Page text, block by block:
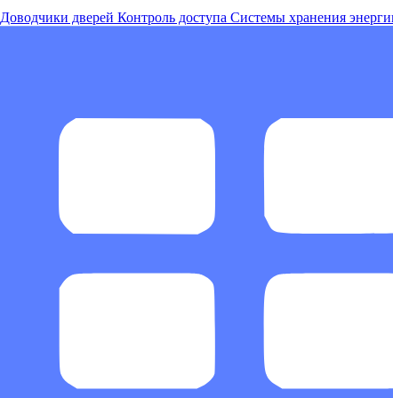
Доводчики дверей Контроль доступа Системы хранения